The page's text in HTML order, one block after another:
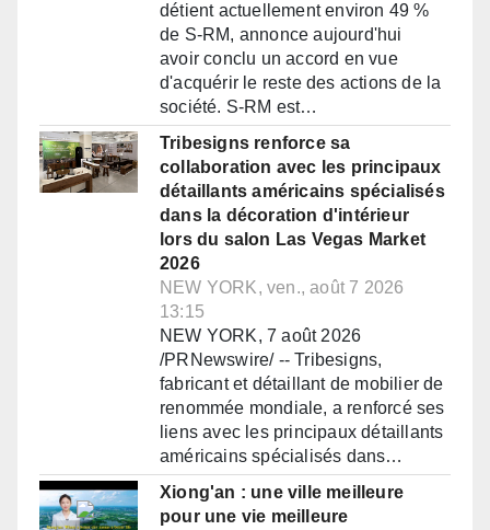
détient actuellement environ 49 %
de S-RM, annonce aujourd'hui
avoir conclu un accord en vue
d'acquérir le reste des actions de la
société. S-RM est…
Tribesigns renforce sa
collaboration avec les principaux
détaillants américains spécialisés
dans la décoration d'intérieur
lors du salon Las Vegas Market
2026
NEW YORK, ven., août 7 2026
13:15
NEW YORK, 7 août 2026
/PRNewswire/ -- Tribesigns,
fabricant et détaillant de mobilier de
renommée mondiale, a renforcé ses
liens avec les principaux détaillants
américains spécialisés dans…
Xiong'an : une ville meilleure
pour une vie meilleure